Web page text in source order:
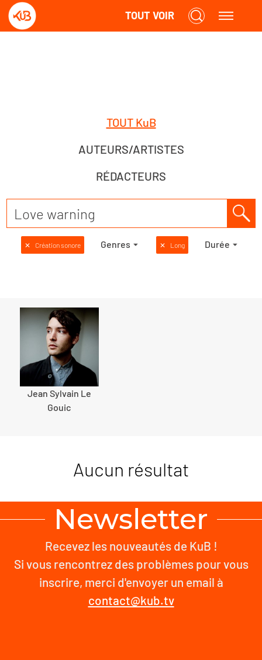
TOUT VOIR
TOUT KuB
AUTEURS/ARTISTES
RÉDACTEURS
✕ Création sonore Genres ✕ Long Durée
Jean Sylvain Le
Gouic
Aucun résultat
Newsletter
Recevez les nouveautés de KuB !
Si vous rencontrez des problèmes pour vous
inscrire, merci d'envoyer un email à
contact@kub.tv